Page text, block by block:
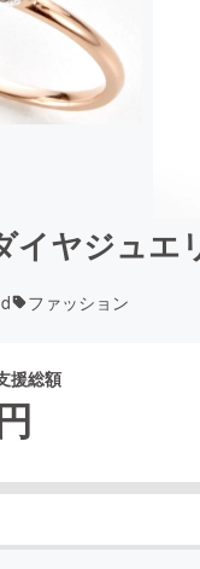
ヤジュエ
ファッション
援総額